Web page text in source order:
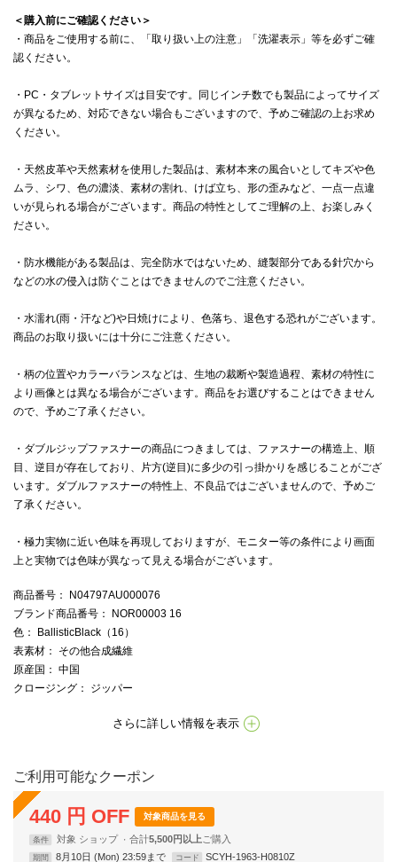
＜購入前にご確認ください＞
・商品をご使用する前に、「取り扱い上の注意」「洗濯表示」等を必ずご確
認ください。
・PC・タブレットサイズは目安です。同じインチ数でも製品によってサイズ
が異なるため、対応できない場合もございますので、予めご確認の上お求め
ください。
・天然皮革や天然素材を使用した製品は、素材本来の風合いとしてキズや色
ムラ、シワ、色の濃淡、素材の割れ、けば立ち、形の歪みなど、一点一点違
いが見られる場合がございます。商品の特性としてご理解の上、お楽しみく
ださい。
・防水機能がある製品は、完全防水ではないため、縫製部分である針穴から
などの水の侵入は防ぐことはできませんのでご注意ください。
・水濡れ(雨・汗など)や日焼けにより、色落ち、退色する恐れがございます。
商品のお取り扱いには十分にご注意ください。
・柄の位置やカラーバランスなどは、生地の裁断や製造過程、素材の特性に
より画像とは異なる場合がございます。商品をお選びすることはできません
ので、予めご了承ください。
・ダブルジップファスナーの商品につきましては、ファスナーの構造上、順
目、逆目が存在しており、片方(逆目)に多少の引っ掛かりを感じることがござ
います。ダブルファスナーの特性上、不良品ではございませんので、予めご
了承ください。
・極力実物に近い色味を再現しておりますが、モニター等の条件により画面
上と実物では色味が異なって見える場合がございます。
商品番号 ： N04797AU000076
ブランド商品番号 ： NOR00003 16
色 ： BallisticBlack（16）
表素材 ： その他合成繊維
原産国 ： 中国
クロージング ： ジッパー
さらに詳しい情報を表示
ご利用可能なクーポン
440 円 OFF 対象商品を見る
条件 対象 ショップ 合計5,500円以上
期間 8月10日 (Mon) 23:59まで コード
SCYH-1963-H0810Z